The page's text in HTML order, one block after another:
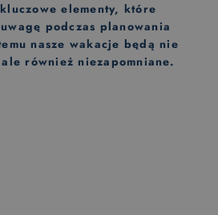
elementy, które
podczas planowania
nasze wakacje będą nie
również niezapomniane.